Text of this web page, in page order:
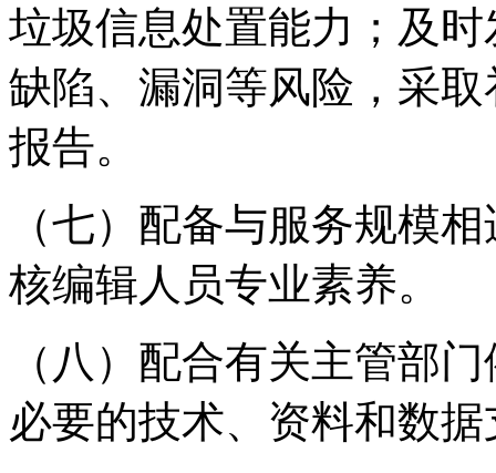
垃圾信息处置能力；及
缺陷、漏洞等风险，采
报告。
（七）配备与服务规模
核编辑人员专业素养。
（八）配合有关主管部
必要的技术、资料和数